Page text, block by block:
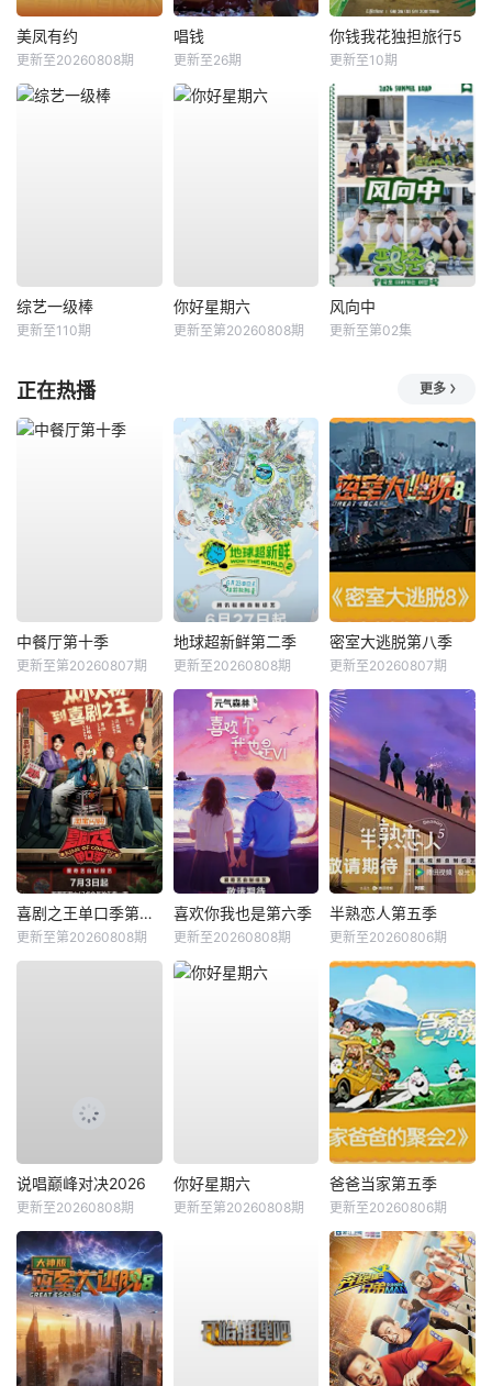
美凤有约
更新至20260808期
唱钱
更新至26期
你钱我花独担旅行5
更新至10期
综艺一级棒
更新至110期
你好星期六
更新至第20260808期
风向中
更新至第02集
正在热播 更多
中餐厅第十季
更新至第20260807期
地球超新鲜第二季
更新至20260808期
密室大逃脱第八季
更新至20260807期
喜剧之王单口季第三季
更新至第20260808期
喜欢你我也是第六季
更新至20260808期
半熟恋人第五季
更新至20260806期
说唱巅峰对决2026
更新至20260808期
你好星期六
更新至第20260808期
爸爸当家第五季
更新至20260806期